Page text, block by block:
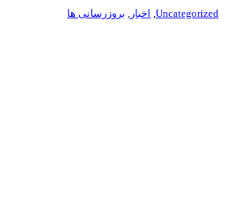
Uncategorized
, اخبار , بروزرسانی ها